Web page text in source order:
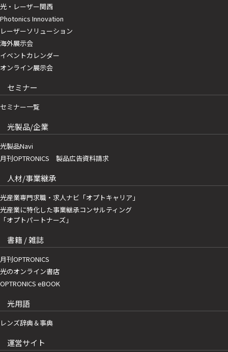
光・レーザー関西
Photonics Innovation
レーザーソリューション
海外展示会
イベントカレンダー
オンライン展示会
セミナー
セミナー一覧
光製品/企業
光製品Navi
月刊OPTRONICS 製品広告資料請求
人材/事業継承
光産業専門求職・求人ナビ「オプトキャリア」
光産業に特化した事業継承コンサルティング
「オプトパートナーズ」
書籍 / 雑誌
月刊OPTRONICS
光のオンライン書店
OPTRONICS eBOOK
光用語
レンズ辞典＆事典
運営サイト